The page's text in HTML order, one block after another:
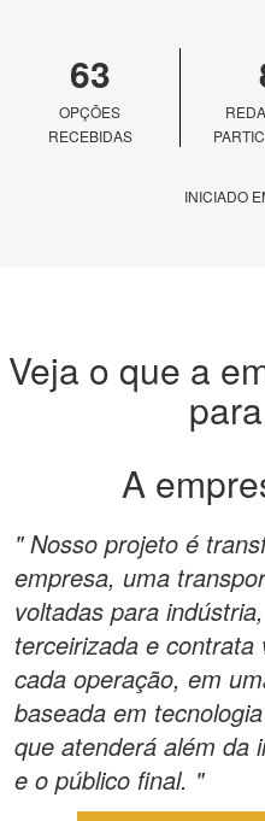
63
OPÇÕES
RECEBIDAS
INICIADO
Veja o que a
A
" Nosso projeto é
empresa, uma
voltadas para
terceirizada e
cada operação, em
baseada em
que atenderá além da
e o público final. "